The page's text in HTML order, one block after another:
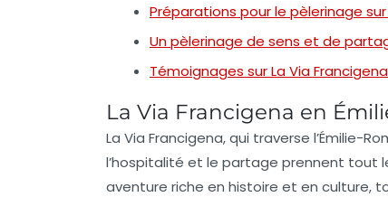
Préparations pour le pèlerinage
Un pèlerinage de sens et de
Témoignages sur La Via
La Via Francigena en
La Via Francigena, qui traverse l’Émilie-
l’hospitalité et le partage prennent tout
aventure riche en histoire et en culture,